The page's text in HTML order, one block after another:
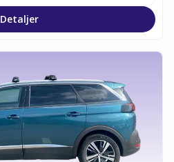
Detaljer